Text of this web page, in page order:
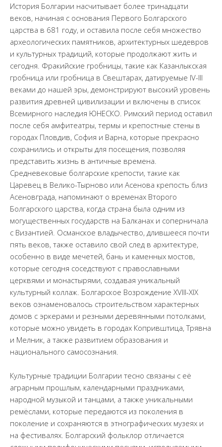
История Болгарии насчитывает более тринадцати
веков, начиная с основания Первого Болгарского
царства в 681 году, и оставила после себя множество
археологических памятников, архитектурных шедевров
и культурных традиций, которые продолжают жить и
сегодня. Фракийские гробницы, такие как Казанлыкская
гробница или гробница в Свештарах, датируемые IV-III
веками до нашей эры, демонстрируют высокий уровень
развития древней цивилизации и включены в список
Всемирного наследия ЮНЕСКО. Римский период оставил
после себя амфитеатры, термы и крепостные стены в
городах Пловдив, София и Варна, которые прекрасно
сохранились и открыты для посещения, позволяя
представить жизнь в античные времена.
Средневековые болгарские крепости, такие как
Царевец в Велико-Тырново или Асенова крепость близ
Асеновграда, напоминают о временах Второго
Болгарского царства, когда страна была одним из
могущественных государств на Балканах и соперничала
с Византией. Османское владычество, длившееся почти
пять веков, также оставило свой след в архитектуре,
особенно в виде мечетей, бань и каменных мостов,
которые сегодня соседствуют с православными
церквями и монастырями, создавая уникальный
культурный коллаж. Болгарское Возрождение XVIII-XIX
веков ознаменовалось строительством характерных
домов с эркерами и резными деревянными потолками,
которые можно увидеть в городах Копривштица, Трявна
и Мелник, а также развитием образования и
национального самосознания.
Культурные традиции Болгарии тесно связаны с её
аграрным прошлым, календарными праздниками,
народной музыкой и танцами, а также уникальными
ремёслами, которые передаются из поколения в
поколение и сохраняются в этнографических музеях и
на фестивалях. Болгарский фольклор отличается